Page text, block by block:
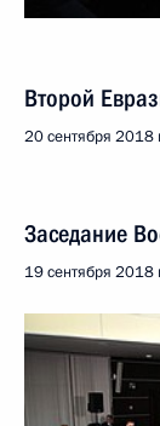
Второй
20 сентября 2018
Заседание
19 сентября 2018